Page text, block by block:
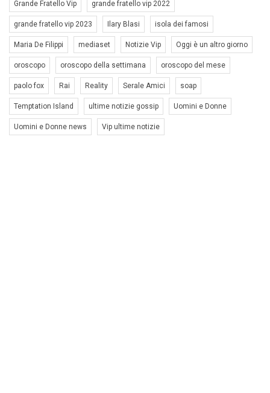
Grande Fratello Vip grande fratello vip 2022
grande fratello vip 2023 Ilary Blasi isola dei famosi
Maria De Filippi mediaset Notizie Vip Oggi è un altro giorno
oroscopo oroscopo della settimana oroscopo del mese
paolo fox Rai Reality Serale Amici soap
Temptation Island ultime notizie gossip Uomini e Donne
Uomini e Donne news Vip ultime notizie